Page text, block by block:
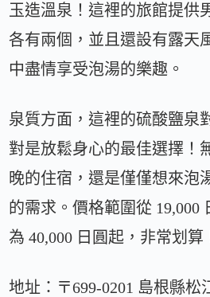
玉造溫泉！這裡的旅館提供
各有兩個，並且還設有露天
中盡情享受泡湯的樂趣。
泉質方面，這裡的硫酸鹽泉
對是放鬆身心的最佳選擇！
晚的住宿，還是僅僅想來泡
的需求。價格範圍從 19,000
為 40,000 日圓起，非常划算
地址：〒699-0201 島根縣松